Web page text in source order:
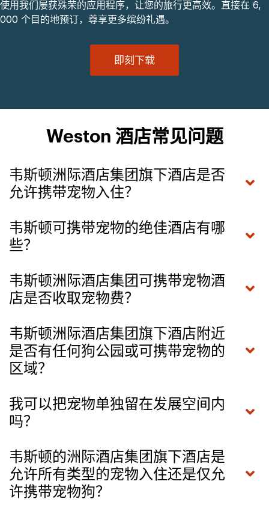
使用我们屡获殊荣的应用程序，让您的旅行更高效。直接在 6,
000 个目的地预订，尊享更多缤纷礼遇。
即刻下载
Weston 酒店常见问题
韦斯顿洲际酒店集团旗下酒店是否
允许携带宠物入住？
韦斯顿可携带宠物的绝佳酒店有哪
些？
韦斯顿洲际酒店集团可携带宠物酒
店是否收取宠物费？
韦斯顿洲际酒店集团旗下酒店附近
是否有任何狗公园或可携带宠物的
区域？
我可以把宠物单独留在发展空间内
吗？
韦斯顿的洲际酒店集团旗下酒店是
允许所有类型的宠物入住还是仅允
许携带宠物狗？